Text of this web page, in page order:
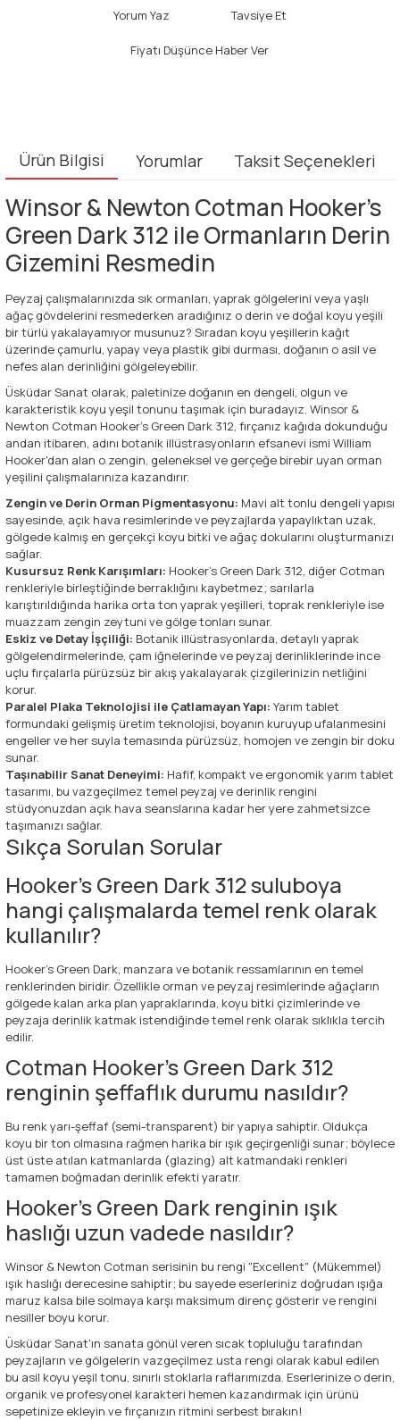
Yorum Yaz Tavsiye Et
Fiyatı Düşünce Haber Ver
Ürün Bilgisi Yorumlar Taksit Seçenekleri
Winsor & Newton Cotman Hooker's
Green Dark 312 ile Ormanların Derin
Gizemini Resmedin
Peyzaj çalışmalarınızda sık ormanları, yaprak gölgelerini veya yaşlı
ağaç gövdelerini resmederken aradığınız o derin ve doğal koyu yeşili
bir türlü yakalayamıyor musunuz? Sıradan koyu yeşillerin kağıt
üzerinde çamurlu, yapay veya plastik gibi durması, doğanın o asil ve
nefes alan derinliğini gölgeleyebilir.
Üsküdar Sanat olarak, paletinize doğanın en dengeli, olgun ve
karakteristik koyu yeşil tonunu taşımak için buradayız. Winsor &
Newton Cotman Hooker's Green Dark 312, fırçanız kağıda dokunduğu
andan itibaren, adını botanik illüstrasyonların efsanevi ismi William
Hooker'dan alan o zengin, geleneksel ve gerçeğe birebir uyan orman
yeşilini çalışmalarınıza kazandırır.
Zengin ve Derin Orman Pigmentasyonu: Mavi alt tonlu dengeli yapısı
sayesinde, açık hava resimlerinde ve peyzajlarda yapaylıktan uzak,
gölgede kalmış en gerçekçi koyu bitki ve ağaç dokularını oluşturmanızı
sağlar.
Kusursuz Renk Karışımları: Hooker's Green Dark 312, diğer Cotman
renkleriyle birleştiğinde berraklığını kaybetmez; sarılarla
karıştırıldığında harika orta ton yaprak yeşilleri, toprak renkleriyle ise
muazzam zengin zeytuni ve gölge tonları sunar.
Eskiz ve Detay İşçiliği: Botanik illüstrasyonlarda, detaylı yaprak
gölgelendirmelerinde, çam iğnelerinde ve peyzaj derinliklerinde ince
uçlu fırçalarla pürüzsüz bir akış yakalayarak çizgilerinizin netliğini
korur.
Paralel Plaka Teknolojisi ile Çatlamayan Yapı: Yarım tablet
formundaki gelişmiş üretim teknolojisi, boyanın kuruyup ufalanmesini
engeller ve her suyla temasında pürüzsüz, homojen ve zengin bir doku
sunar.
Taşınabilir Sanat Deneyimi: Hafif, kompakt ve ergonomik yarım tablet
tasarımı, bu vazgeçilmez temel peyzaj ve derinlik rengini
stüdyonuzdan açık hava seanslarına kadar her yere zahmetsizce
taşımanızı sağlar.
Sıkça Sorulan Sorular
Hooker's Green Dark 312 suluboya
hangi çalışmalarda temel renk olarak
kullanılır?
Hooker's Green Dark, manzara ve botanik ressamlarının en temel
renklerinden biridir. Özellikle orman ve peyzaj resimlerinde ağaçların
gölgede kalan arka plan yapraklarında, koyu bitki çizimlerinde ve
peyzaja derinlik katmak istendiğinde temel renk olarak sıklıkla tercih
edilir.
Cotman Hooker's Green Dark 312
renginin şeffaflık durumu nasıldır?
Bu renk yarı-şeffaf (semi-transparent) bir yapıya sahiptir. Oldukça
koyu bir ton olmasına rağmen harika bir ışık geçirgenliği sunar; böylece
üst üste atılan katmanlarda (glazing) alt katmandaki renkleri
tamamen boğmadan derinlik efekti yaratır.
Hooker's Green Dark renginin ışık
haslığı uzun vadede nasıldır?
Winsor & Newton Cotman serisinin bu rengi "Excellent" (Mükemmel)
ışık haslığı derecesine sahiptir; bu sayede eserleriniz doğrudan ışığa
maruz kalsa bile solmaya karşı maksimum direnç gösterir ve rengini
nesiller boyu korur.
Üsküdar Sanat'ın sanata gönül veren sıcak topluluğu tarafından
peyzajların ve gölgelerin vazgeçilmez usta rengi olarak kabul edilen
bu asil koyu yeşil tonu, sınırlı stoklarla raflarımızda. Eserlerinize o derin,
organik ve profesyonel karakteri hemen kazandırmak için ürünü
sepetinize ekleyin ve fırçanızın ritmini serbest bırakın!